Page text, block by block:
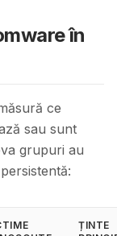
în
ce
sau sunt
grupuri au
ȚINTE